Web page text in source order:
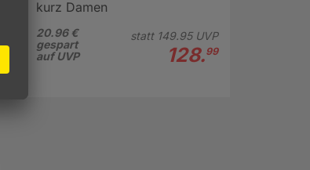
kurz Damen
20.96 €
gespart
auf UVP
statt 149.95UVP
128.99